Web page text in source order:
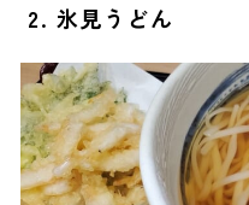
2. 氷見うどん